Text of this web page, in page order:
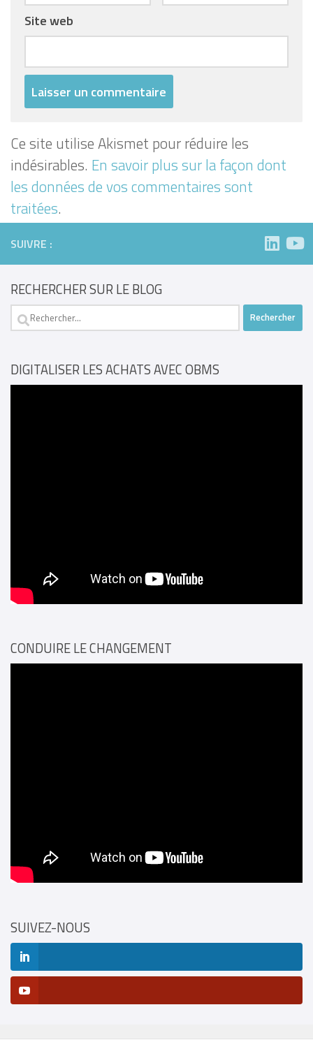
Site web
Ce site utilise Akismet pour réduire les
indésirables. En savoir plus sur la façon dont
les données de vos commentaires sont
traitées.
SUIVRE :
RECHERCHER SUR LE BLOG
Rechercher :
DIGITALISER LES ACHATS AVEC OBMS
CONDUIRE LE CHANGEMENT
SUIVEZ-NOUS